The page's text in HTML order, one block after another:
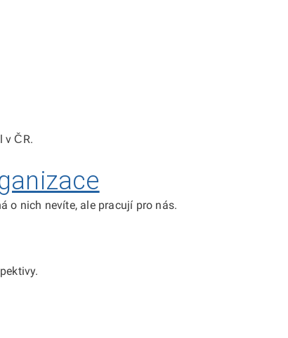
v ČR.
o nich nevíte, ale pracují pro nás.